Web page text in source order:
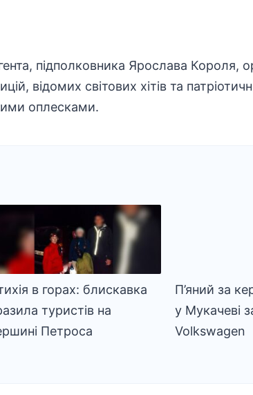
підполковника Ярослава Короля,
відомих світових хітів та
оплесками.
в горах: блискавка
туристів на
Петроса
П’яний за
у Мукачеві
Volkswagen